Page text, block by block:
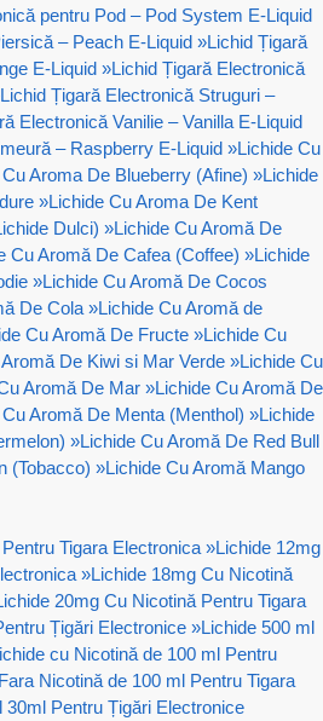
pentru Pod – Pod System E-Liquid
– Peach E-Liquid »Lichid Țigară
E-Liquid »Lichid Țigară Electronică
Lichid Țigară Electronică Struguri –
Electronică Vanilie – Vanilla E-Liquid
– Raspberry E-Liquid »Lichide Cu
Aroma De Blueberry (Afine) »Lichide
»Lichide Cu Aroma De Kent
Dulci) »Lichide Cu Aromă De
Cu Aromă De Cafea (Coffee) »Lichide
»Lichide Cu Aromă De Cocos
De Cola »Lichide Cu Aromă de
Cu Aromă De Fructe »Lichide Cu
De Kiwi si Mar Verde »Lichide Cu
Aromă De Mar »Lichide Cu Aromă De
Aromă De Menta (Menthol) »Lichide
»Lichide Cu Aromă De Red Bull
(Tobacco) »Lichide Cu Aromă Mango
Tigara Electronica »Lichide 12mg
»Lichide 18mg Cu Nicotină
20mg Cu Nicotină Pentru Tigara
Țigări Electronice »Lichide 500 ml
cu Nicotină de 100 ml Pentru
Nicotină de 100 ml Pentru Tigara
30ml Pentru Țigări Electronice